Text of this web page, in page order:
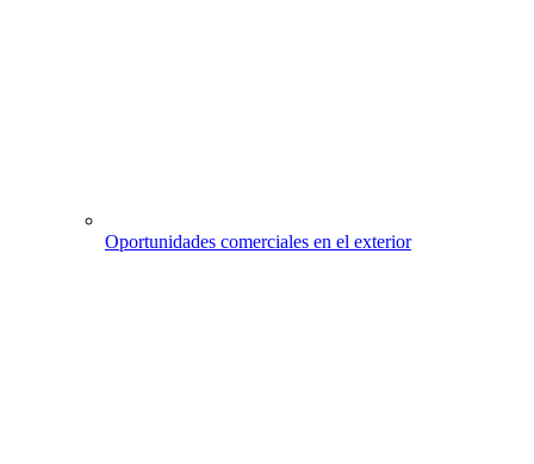
Oportunidades comerciales en el exterior